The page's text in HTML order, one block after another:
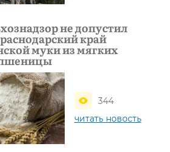
не допустил
край
муки из мягких
344
читать новость